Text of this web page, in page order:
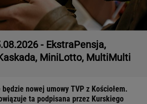
- EkstraPensja,
MiniLotto, MultiMulti
będzie nowej umowy TVP z Kościołem.
ta podpisana przez Kurskiego